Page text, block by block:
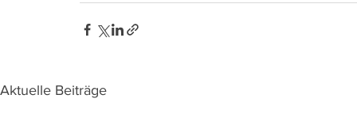
Aktuelle Beiträge